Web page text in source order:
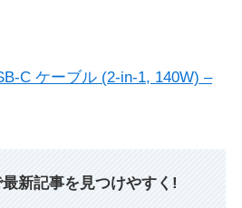
C ケーブル (2-in-1, 140W) –
新記事を見つけやすく!